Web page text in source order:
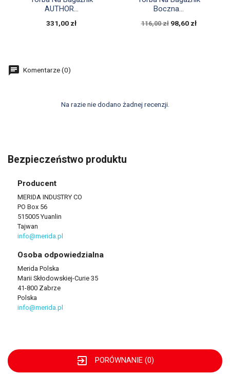
AUTHOR...
331,00 zł
Boczna...
116,00 zł 98,60 zł
Komentarze (0)
Na razie nie dodano żadnej recenzji.
Bezpieczeństwo produktu
Producent
MERIDA INDUSTRY CO
PO Box 56
515005 Yuanlin
Tajwan
info@merida.pl
Osoba odpowiedzialna
Merida Polska
Marii Skłodowskiej-Curie 35
41-800 Zabrze
Polska
info@merida.pl
exit_to_app PORÓWNANIE (0)